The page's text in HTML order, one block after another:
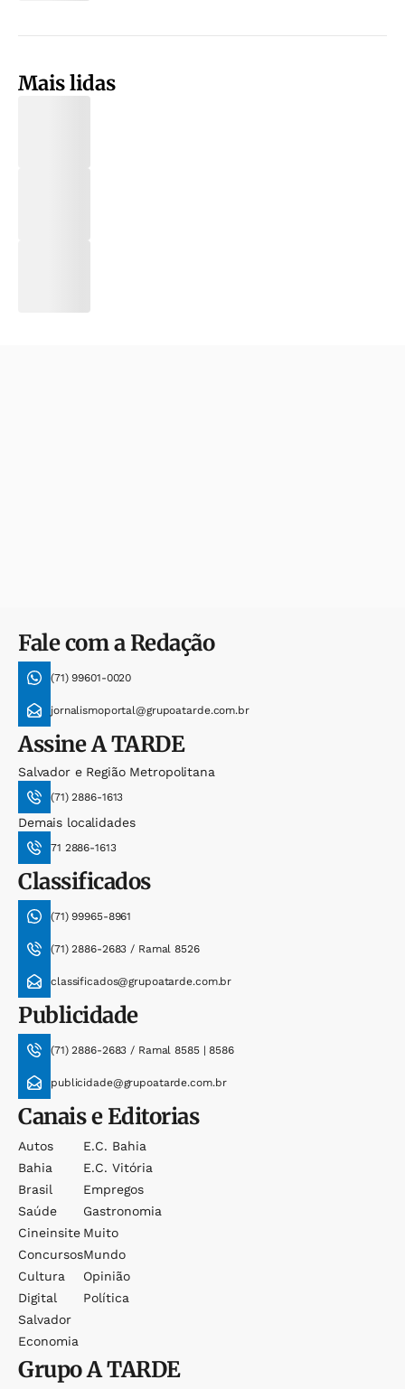
Mais lidas
Fale com a Redação
(71) 99601-0020
jornalismoportal@grupoatarde.com.br
AssineA TARDE
Salvador e Região Metropolitana
(71) 2886-1613
Demais localidades
71 2886-1613
Classificados
(71) 99965-8961
(71) 2886-2683 / Ramal 8526
classificados@grupoatarde.com.br
Publicidade
(71) 2886-2683 / Ramal 8585 | 8586
publicidade@grupoatarde.com.br
Canais e Editorias
Autos
Bahia
Brasil
Saúde
Cineinsite
Concursos
Cultura
Digital
Salvador
Economia
E.c. Bahia
E.c. Vitória
Empregos
Gastronomia
Muito
Mundo
Opinião
Política
GrupoA TARDE